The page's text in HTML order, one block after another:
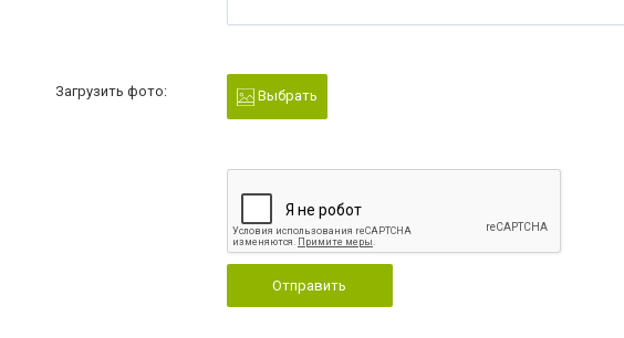
Загрузить фото: Выбрать
Отправить